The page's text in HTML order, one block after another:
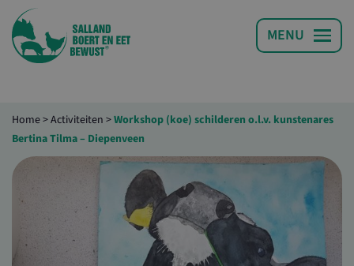
Home>Activiteiten >Workshop (koe) schilderen o.l.v. kunstenares
Bertina Tilma – Diepenveen